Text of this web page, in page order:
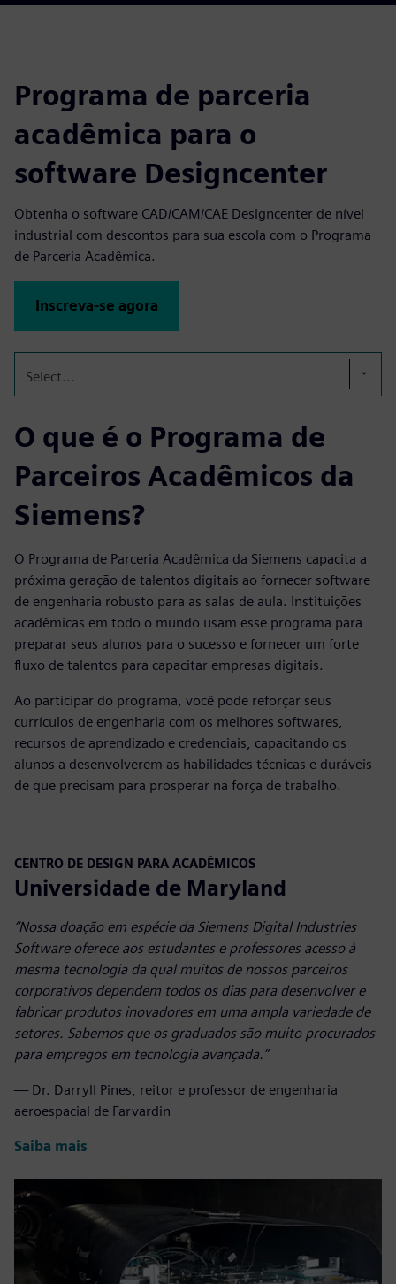
Programa de parceria
acadêmica para o
software Designcenter
Obtenha o software CAD/CAM/CAE Designcenter de nível
industrial com descontos para sua escola com o Programa
de Parceria Acadêmica.
Inscreva-se agora
Select...
O que é o Programa de
Parceiros Acadêmicos da
Siemens?
O Programa de Parceria Acadêmica da Siemens capacita a
próxima geração de talentos digitais ao fornecer software
de engenharia robusto para as salas de aula. Instituições
acadêmicas em todo o mundo usam esse programa para
preparar seus alunos para o sucesso e fornecer um forte
fluxo de talentos para capacitar empresas digitais.
Ao participar do programa, você pode reforçar seus
currículos de engenharia com os melhores softwares,
recursos de aprendizado e credenciais, capacitando os
alunos a desenvolverem as habilidades técnicas e duráveis
de que precisam para prosperar na força de trabalho.
CENTRO DE DESIGN PARA ACADÊMICOS
Universidade de Maryland
“Nossa doação em espécie da Siemens Digital Industries
Software oferece aos estudantes e professores acesso à
mesma tecnologia da qual muitos de nossos parceiros
corporativos dependem todos os dias para desenvolver e
fabricar produtos inovadores em uma ampla variedade de
setores. Sabemos que os graduados são muito procurados
para empregos em tecnologia avançada. ”
— Dr. Darryll Pines, reitor e professor de engenharia
aeroespacial de Farvardin
Saiba mais